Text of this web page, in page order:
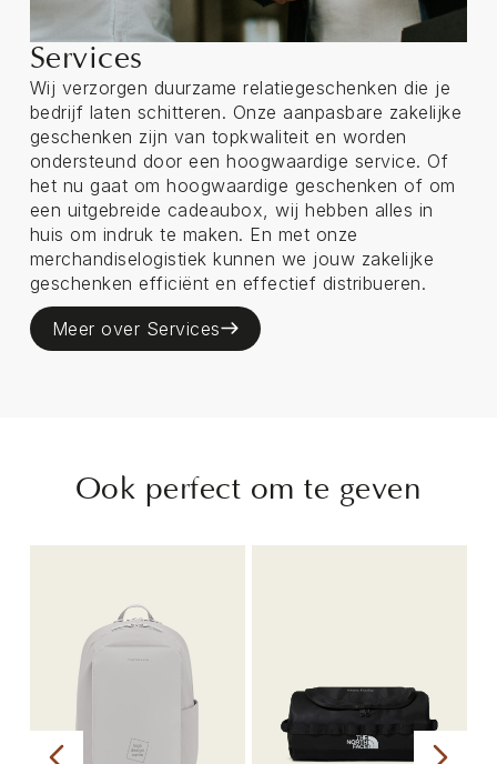
Services
Wij verzorgen duurzame relatiegeschenken die je
bedrijf laten schitteren. Onze aanpasbare zakelijke
geschenken zijn van topkwaliteit en worden
ondersteund door een hoogwaardige service. Of
het nu gaat om hoogwaardige geschenken of om
een uitgebreide cadeaubox, wij hebben alles in
huis om indruk te maken. En met onze
merchandiselogistiek kunnen we jouw zakelijke
geschenken efficiënt en effectief distribueren.
Meer over Services
Ook perfect om te geven